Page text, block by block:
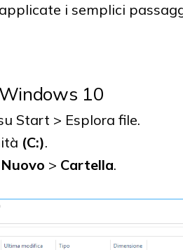
i semplici
10
Start > Esplora file.
(C:).
Nuovo > Cartella.